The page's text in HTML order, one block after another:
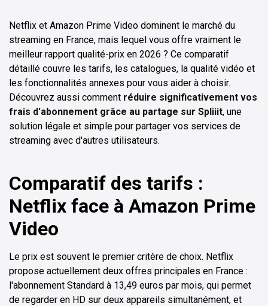
Netflix et Amazon Prime Video dominent le marché du
streaming en France, mais lequel vous offre vraiment le
meilleur rapport qualité-prix en 2026 ? Ce comparatif
détaillé couvre les tarifs, les catalogues, la qualité vidéo et
les fonctionnalités annexes pour vous aider à choisir.
Découvrez aussi comment réduire significativement vos
frais d'abonnement grâce au partage sur Spliiit, une
solution légale et simple pour partager vos services de
streaming avec d'autres utilisateurs.
Comparatif des tarifs :
Netflix face à Amazon Prime
Video
Le prix est souvent le premier critère de choix. Netflix
propose actuellement deux offres principales en France :
l'abonnement Standard à 13,49 euros par mois, qui permet
de regarder en HD sur deux appareils simultanément, et